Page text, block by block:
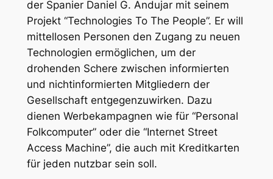
der Spanier Daniel G. Andujar mit seinem
Projekt “Technologies To The People”. Er will
mittellosen Personen den Zugang zu neuen
Technologien ermöglichen, um der
drohenden Schere zwischen informierten
und nichtinformierten Mitgliedern der
Gesellschaft entgegenzuwirken. Dazu
dienen Werbekampagnen wie für “Personal
Folkcomputer” oder die “Internet Street
Access Machine”, die auch mit Kreditkarten
für jeden nutzbar sein soll.